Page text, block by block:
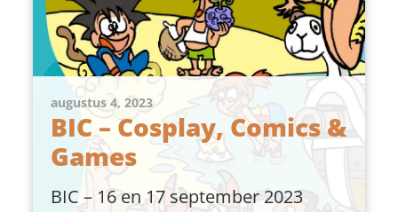
augustus 4, 2023
BIC – Cosplay, Comics &
Games
BIC – 16 en 17 september 2023